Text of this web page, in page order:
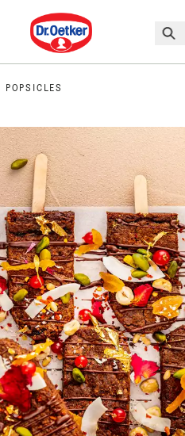
Dr. Oetker
POPSICLES